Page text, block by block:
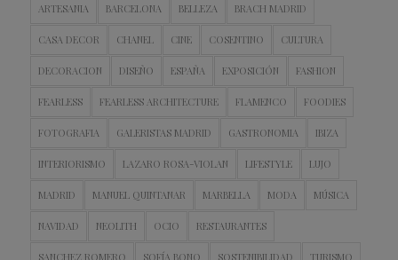
ARTESANIA BARCELONA BELLEZA BRACH MADRID
CASA DECOR CHANEL CINE COSENTINO CULTURA
DECORACION DISEÑO ESPAÑA EXPOSICIÓN FASHION
FEARLESS FEARLESS ARCHITECTURE FLAMENCO FOODIES
FOTOGRAFIA GALERISTAS MADRID GASTRONOMIA IBIZA
INTERIORISMO LAZARO ROSA-VIOLAN LIFESTYLE LUJO
MADRID MANUEL QUINTANAR MARBELLA MODA MÚSICA
NAVIDAD NEOLITH OCIO RESTAURANTES
SANCHEZ ROMERO SOFÍA BONO SOSTENIBILIDAD TURISMO